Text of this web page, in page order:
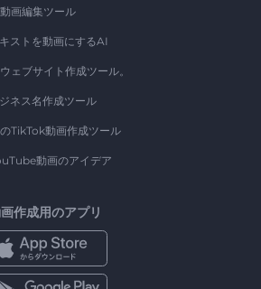
画編集ツール
ストを動画にするAI
ェブサイト作成ツール。
ネス名作成ツール
TikTok動画作成ツール
動画のアイデア
作成用のアプリ